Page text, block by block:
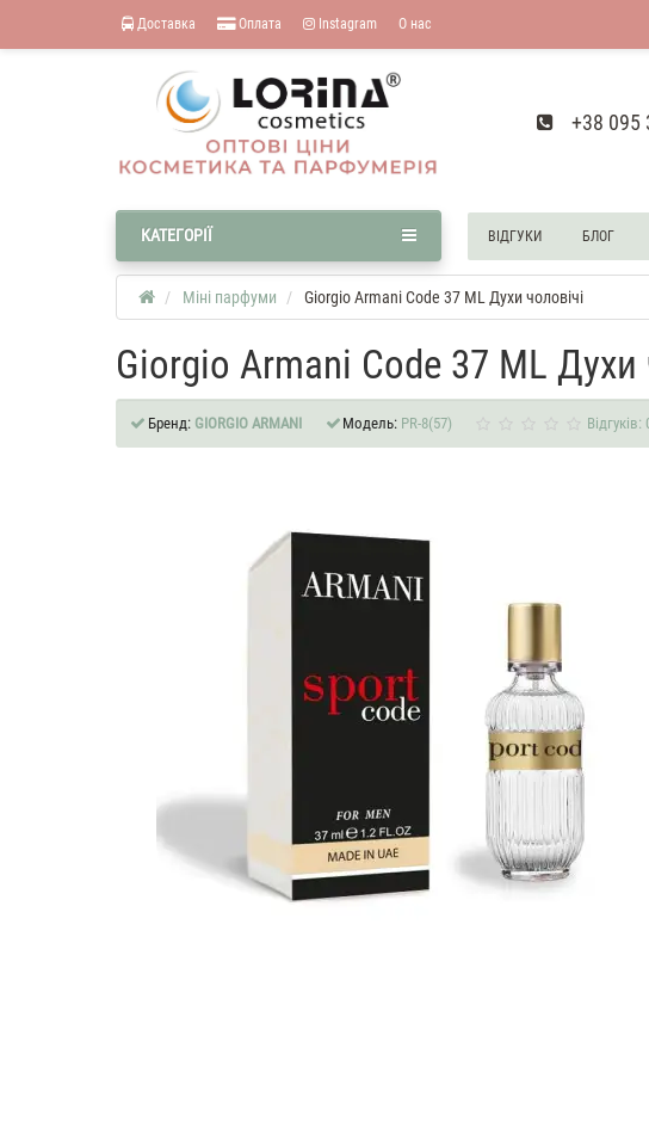
Доставка Оплата Instagram О нас
+38 095
ВІДГУКИ БЛОГ
КАТЕГОРІЇ
Міні парфуми Giorgio Armani Code 37 ML Духи чоловічі
Giorgio Armani Code 37 ML Духи
Бренд: GIORGIO ARMANI Модель: PR-8(57) Відгуків: